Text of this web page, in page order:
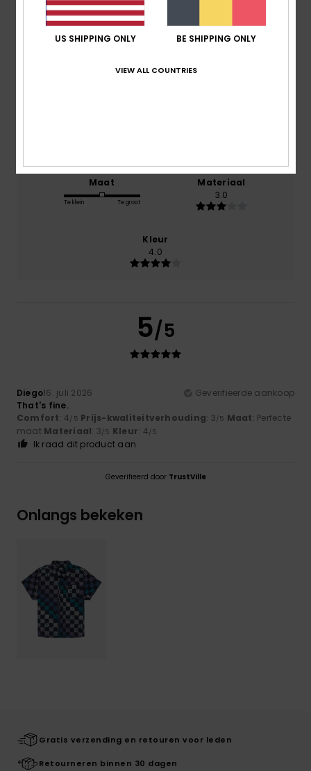
gebaseerd op1 geverifieerde beoordelingen
juli 2026
Comfort
Maat
Te klein Te groot
Materiaal
3.0
Kleur
4.0
5/5
Diego16. juli 2026
Geverifieerde aankoop
That's fine.
Comfort: 4/5 Prijs-kwaliteitverhouding: 3/5 Maat: Perfecte
maat Materiaal: 3/5 Kleur: 4/5
Ik raad dit product aan
Geverifieerd door TrustVille
Onlangs bekeken
Gratis verzending en retouren voor leden
Retourneren binnen 30 dagen
US SHIPPING ONLY BE SHIPPING ONLY
VIEW ALL COUNTRIES